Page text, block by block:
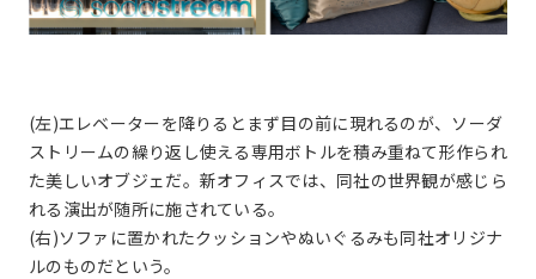
(左)エレベーターを降りるとまず目の前に現れるのが、ソーダ
ストリームの繰り返し使える専用ボトルを積み重ねて形作られ
た美しいオブジェだ。新オフィスでは、同社の世界観が感じら
れる演出が随所に施されている。
(右)ソファに置かれたクッションやぬいぐるみも同社オリジナ
ルのものだという。